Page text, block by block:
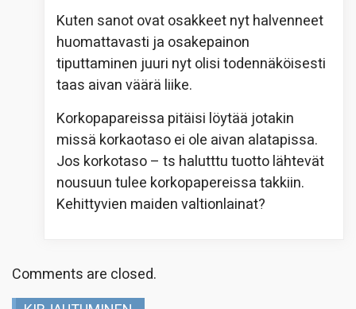
Kuten sanot ovat osakkeet nyt halvenneet
huomattavasti ja osakepainon
tiputtaminen juuri nyt olisi todennäköisesti
taas aivan väärä liike.
Korkopapareissa pitäisi löytää jotakin
missä korkaotaso ei ole aivan alatapissa.
Jos korkotaso – ts halutttu tuotto lähtevät
nousuun tulee korkopapereissa takkiin.
Kehittyvien maiden valtionlainat?
Comments are closed.